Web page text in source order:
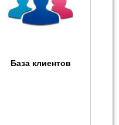
База клиентов